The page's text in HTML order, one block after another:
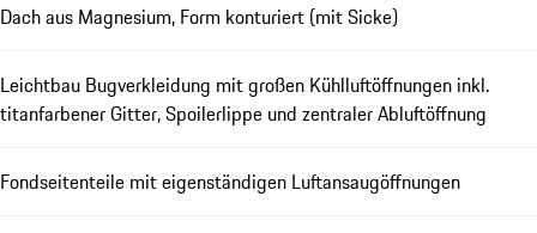
Dach aus Magnesium, Form konturiert (mit Sicke)
Leichtbau Bugverkleidung mit großen Kühlluftöffnungen inkl.
titanfarbener Gitter, Spoilerlippe und zentraler Abluftöffnung
Fondseitenteile mit eigenständigen Luftansaugöffnungen